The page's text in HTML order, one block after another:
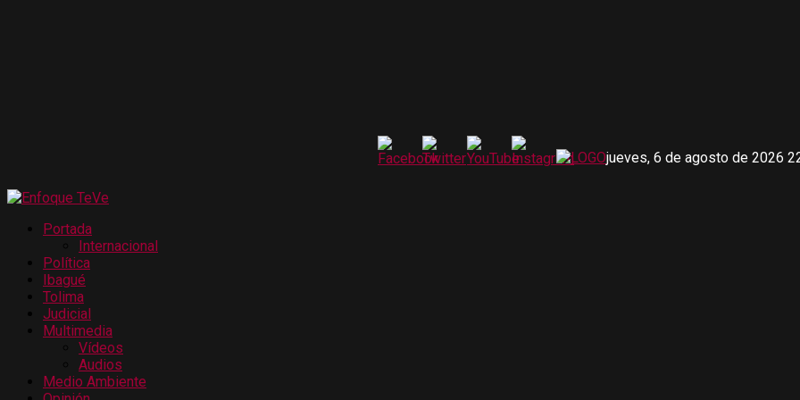
jueves, 6 de agosto de 2026
Portada
Internacional
Política
Ibagué
Tolima
Judicial
Multimedia
Vídeos
Audios
Medio Ambiente